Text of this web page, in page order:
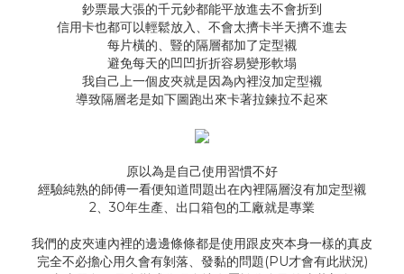
鈔票最大張的千元鈔都能平放進去不會折到
信用卡也都可以輕鬆放入、不會太擠卡半天擠不進去
每片橫的、豎的隔層都加了定型襯
避免每天的凹凹折折容易變形軟塌
我自己上一個皮夾就是因為內裡沒加定型襯
導致隔層老是如下圖跑出來卡著拉鍊拉不起來
原以為是自己使用習慣不好
經驗純熟的師傅一看便知道問題出在內裡隔層沒有加定型襯
2、30年生產、出口箱包的工廠就是專業
我們的皮夾連內裡的邊邊條條都是使用跟皮夾本身一樣的真皮
完全不必擔心用久會有剝落、發黏的問題(PU才會有此狀況)